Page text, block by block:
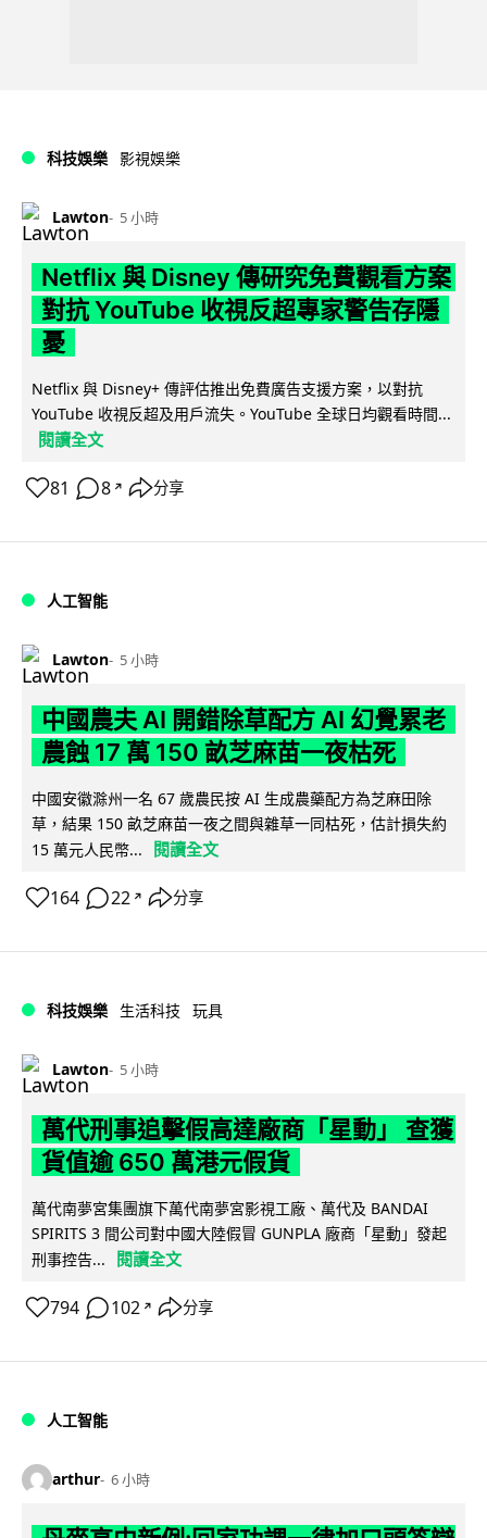
科技娛樂 影視娛樂
Lawton 5 小時
Netflix 與 Disney 傳研究免費觀看方案
對抗 YouTube 收視反超專家警告存隱
憂
Netflix 與 Disney+ 傳評估推出免費廣告支援方案，以對抗
YouTube 收視反超及用戶流失。YouTube 全球日均觀看時間...
閱讀全文
81 8 ↗ 分享
人工智能
Lawton 5 小時
中國農夫 AI 開錯除草配方 AI 幻覺累老
農蝕 17 萬 150 畝芝麻苗一夜枯死
中國安徽滁州一名 67 歲農民按 AI 生成農藥配方為芝麻田除
草，結果 150 畝芝麻苗一夜之間與雜草一同枯死，估計損失約
15 萬元人民幣...
閱讀全文
164 22 ↗ 分享
科技娛樂 生活科技 玩具
Lawton 5 小時
萬代刑事追擊假高達廠商「星動」 查獲
貨值逾 650 萬港元假貨
萬代南夢宮集團旗下萬代南夢宮影視工廠、萬代及 BANDAI
SPIRITS 3 間公司對中國大陸假冒 GUNPLA 廠商「星動」發起
刑事控告...
閱讀全文
794 102 ↗ 分享
人工智能
arthur 6 小時